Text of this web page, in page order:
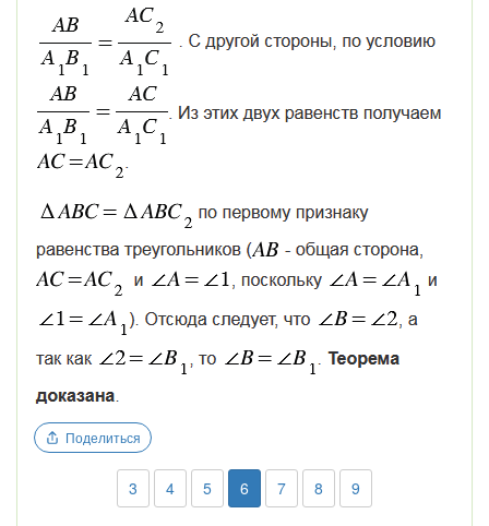
Поделиться
3 4 5 6 7 8 9